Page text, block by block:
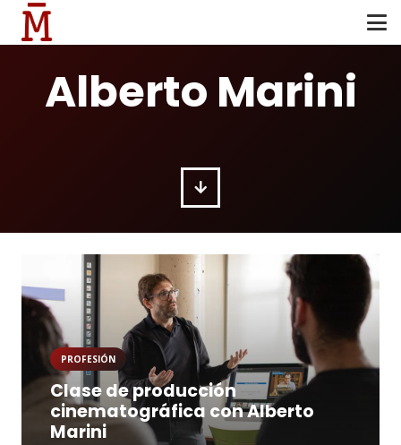
Alberto Marini
PROFESIÓN
Clase de producción
cinematográfica con Alberto
Marini